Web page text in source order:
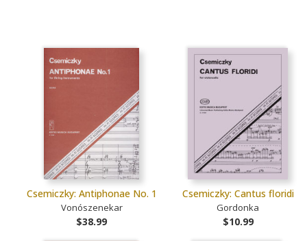
Csemiczky: Antiphonae No. 1
Vonószenekar
$38.99
Csemiczky: Cantus floridi
Gordonka
$10.99